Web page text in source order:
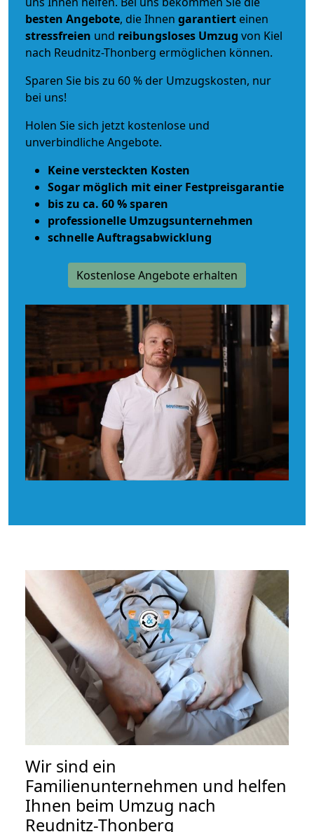
besten Angebote, die Ihnen garantiert einen
stressfreien und reibungsloses Umzug von Kiel
nach Reudnitz-Thonberg ermöglichen können.
Sparen Sie bis zu 60 % der Umzugskosten, nur
bei uns!
Holen Sie sich jetzt kostenlose und
unverbindliche Angebote.
Keine versteckten Kosten
Sogar möglich mit einer Festpreisgarantie
bis zu ca. 60 % sparen
professionelle Umzugsunternehmen
schnelle Auftragsabwicklung
Kostenlose Angebote erhalten
Wir sind ein
Familienunternehmen und helfen
Ihnen beim Umzug nach
Reudnitz-Thonberg